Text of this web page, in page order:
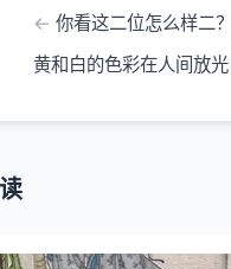
你看这二位怎么样二？
黄和白的色彩在人间放光